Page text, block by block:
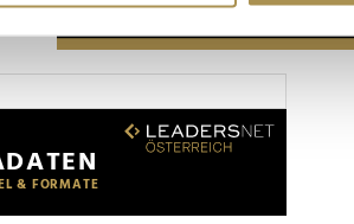
Funktionen für soziale
und Analysen weiter. Unsere Partner
ihnen bereitgestellt haben oder die sie